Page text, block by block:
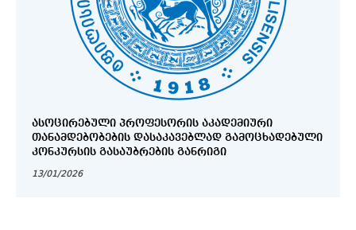
ᲐᲡᲝᲪᲘᲠᲔᲑᲣᲚᲘ ᲞᲠᲝᲤᲔᲡᲝᲠᲘᲡ ᲐᲙᲐᲓᲔᲛᲘᲣᲠᲘ
ᲗᲐᲜᲐᲛᲓᲔᲑᲝᲑᲔᲑᲘᲡ ᲓᲐᲡᲐᲙᲐᲕᲔᲑᲚᲐᲓ ᲒᲐᲛᲝᲪᲮᲐᲓᲔᲑᲣᲚᲘ
ᲙᲝᲜᲙᲣᲠᲡᲘᲡ ᲒᲐᲡᲐᲣᲑᲠᲔᲑᲘᲡ ᲒᲐᲜᲠᲘᲒᲘ
13/01/2026